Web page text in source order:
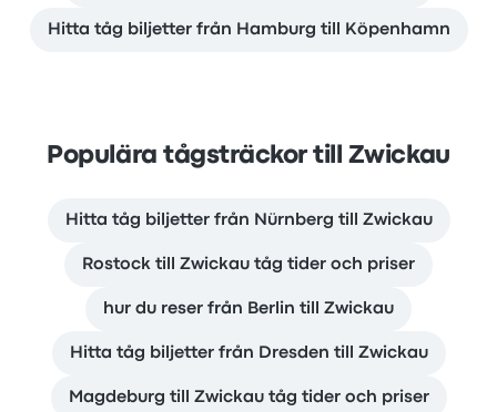
Hitta tåg biljetter från Hamburg till Köpenhamn
Populära tågsträckor till Zwickau
Hitta tåg biljetter från Nürnberg till Zwickau
Rostock till Zwickau tåg tider och priser
hur du reser från Berlin till Zwickau
Hitta tåg biljetter från Dresden till Zwickau
Magdeburg till Zwickau tåg tider och priser